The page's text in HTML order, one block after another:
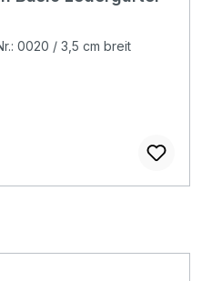
0020 / 3,5 cm breit